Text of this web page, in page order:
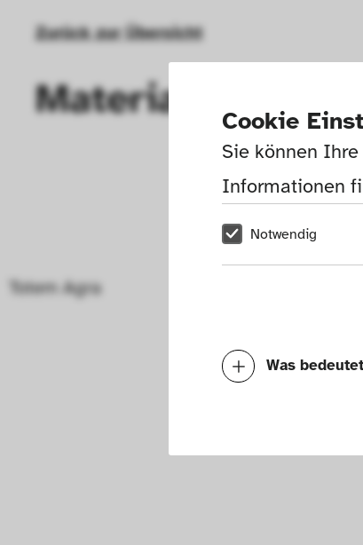
Cookie
Sie können
Informationen
Notwendig
Was
Zurück zur Übersicht
Material: Sockel:
Totem Agra